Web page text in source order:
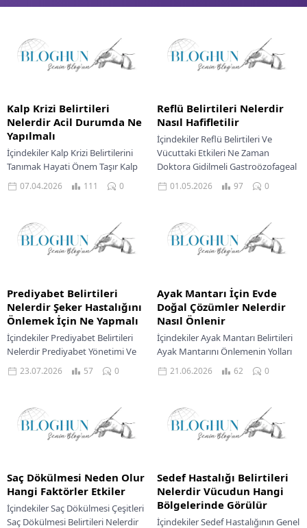
Kalp Krizi Belirtileri
Nelerdir Acil Durumda Ne
Yapılmalı
İçindekiler Kalp Krizi Belirtilerini
Tanımak Hayati Önem Taşır Kalp
Krizinde Uygulanan Tedaviler Tıbbi
Yardım İçin Ne Zaman Harekete
07.04.2026 111 0
Reflü Belirtileri Nelerdir
Nasıl Hafifletilir
İçindekiler Reflü Belirtileri Ve
Vücuttaki Etkileri Ne Zaman
Doktora Gidilmeli Gastroözofageal
reflü hastalığı, mide içeriğinin
yemek borusuna geri kaçmasıyla
01.05.2026 97 0
Prediyabet Belirtileri
Nelerdir Şeker Hastalığını
Önlemek İçin Ne Yapmalı
İçindekiler Prediyabet Belirtileri
Nelerdir Prediyabet Yönetimi Ve
Önleyici Adımlar Ne Zaman
Doktora Gidilmeli? Prediyabet, kan
yüksek ancak...
23.07.2026 57 0
Ayak Mantarı İçin Evde
Doğal Çözümler Nelerdir
Nasıl Önlenir
İçindekiler Ayak Mantarı Belirtileri
Ayak Mantarını Önlemenin Yolları
Ayak Mantarı İçin Evde Doğal
Çözümler Ne Zaman Doktora
21.06.2026 62 0
Saç Dökülmesi Neden Olur
Hangi Faktörler Etkiler
İçindekiler Saç Dökülmesi Çeşitleri
Saç Dökülmesi Belirtileri Nelerdir
Sedef Hastalığı Belirtileri
Nelerdir Vücudun Hangi
Bölgelerinde Görülür
İçindekiler Sedef Hastalığının Genel